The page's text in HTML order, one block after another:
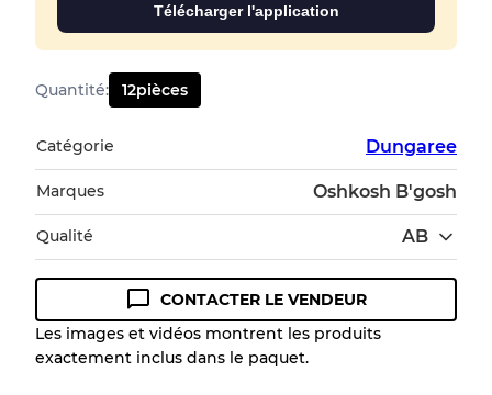
Télécharger l'application
Quantité: 12pièces
Catégorie Dungaree
Marques Oshkosh B'gosh
Qualité AB
Guide des conditions
Tous les produits incluent un niveau de
CONTACTER LE VENDEUR
Les images et vidéos montrent les produits
exactement inclus dans le paquet.